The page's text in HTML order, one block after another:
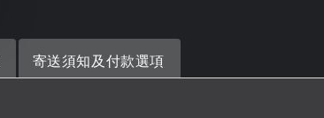
寄送須知及付款選項